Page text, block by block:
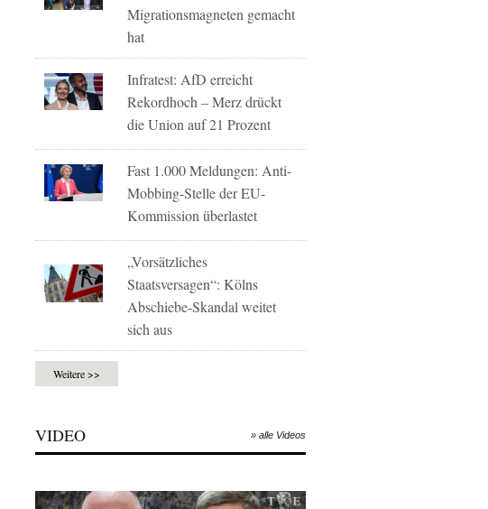
Migrationsmagneten gemacht
hat
Infratest: AfD erreicht
Rekordhoch – Merz drückt
die Union auf 21 Prozent
Fast 1.000 Meldungen: Anti-
Mobbing-Stelle der EU-
Kommission überlastet
„Vorsätzliches
Staatsversagen“: Kölns
Abschiebe-Skandal weitet
sich aus
Weitere >>
VIDEO » alle Videos